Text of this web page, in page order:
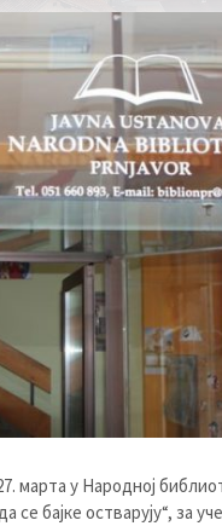
марта у Народној
бајке остварују“, за